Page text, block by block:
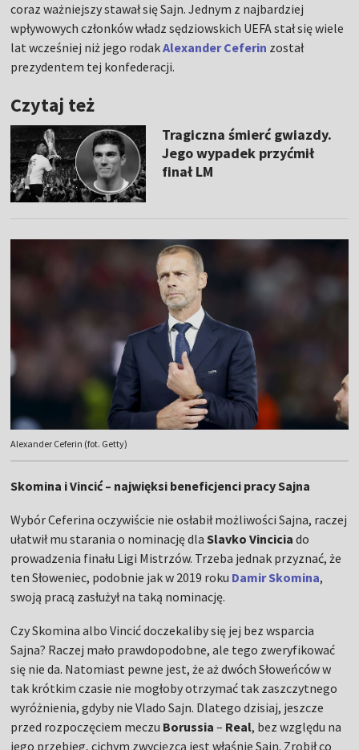
coraz ważniejszy stawał się Sajn. Jednym z najbardziej
wpływowych członków władz sędziowskich UEFA stał się wiele
lat wcześniej niż jego rodakAlexander Ceferin został
prezydentem tej konfederacji.
Czytaj też
Tragiczna śmierć gwiazdy.
Jego wypadek przyćmił
finał LM
Alexander Ceferin (fot. Getty)
Skomina i Vincić – najwięksi beneficjenci pracy Sajna
Wybór Ceferina oczywiście nie osłabił możliwości Sajna, raczej
ułatwił mu starania o nominację dlaSlavko Vincicia do
prowadzenia finału Ligi Mistrzów. Trzeba jednak przyznać, że
ten Słoweniec, podobnie jak w 2019 roku Damir Skomina,
swoją pracą zasłużył na taką nominację.
Czy Skomina albo Vincić doczekaliby się jej bez wsparcia
Sajna? Raczej mało prawdopodobne, ale tego zweryfikować
się nie da. Natomiast pewne jest, że aż dwóch Słoweńców w
tak krótkim czasie nie mogłoby otrzymać tak zaszczytnego
wyróżnienia, gdyby nie Vlado Sajn. Dlatego dzisiaj, jeszcze
przed rozpoczęciem meczu Borussia– Real, bez względu na
jego przebieg, cichym zwycięzcą jest właśnie Sajn. Zrobił co